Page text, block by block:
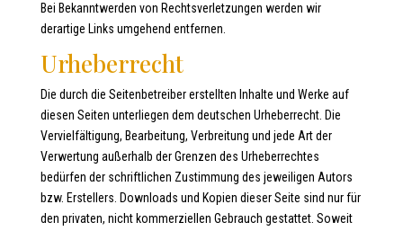
Bei Bekanntwerden von Rechtsverletzungen werden wir
derartige Links umgehend entfernen.
Urheberrecht
Die durch die Seitenbetreiber erstellten Inhalte und Werke auf
diesen Seiten unterliegen dem deutschen Urheberrecht. Die
Vervielfältigung, Bearbeitung, Verbreitung und jede Art der
Verwertung außerhalb der Grenzen des Urheberrechtes
bedürfen der schriftlichen Zustimmung des jeweiligen Autors
bzw. Erstellers. Downloads und Kopien dieser Seite sind nur für
den privaten, nicht kommerziellen Gebrauch gestattet. Soweit